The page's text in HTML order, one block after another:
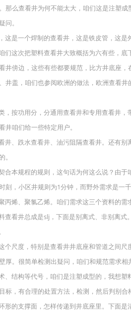
那么查看井为何不能太大，咱们这是注塑
问。
这是一个焊制的查看井，这是铁皮管，这是
们这次把塑料查看井大致概括为六有些，
井傍边，这些有些都要规范，比方井底座
井盖，咱们也参阅欧洲的做法，欧洲查看
，按功用分，分通用查看井和专用查看井
井咱们给一些特定用户。
井、跌水查看井、油污阻隔查看井。还有
合本规程的规则，这句话为何这么说？由
刻，小区井规则为1分钟，而野外需求是一
丙烯、聚氯乙烯。咱们需求这三个资料的需
查看井总成是slj，下面是别离式、非别离式
个尺度，特别是查看井井底座和管道之间
厚。很简单检测出疑问，咱们和规范需求相
、结构等代号，咱们是注塑成型的，我想
标，有合理的处置方法，检测，然后判别合
形的支撑面，怎样传递到井底座里。下面是